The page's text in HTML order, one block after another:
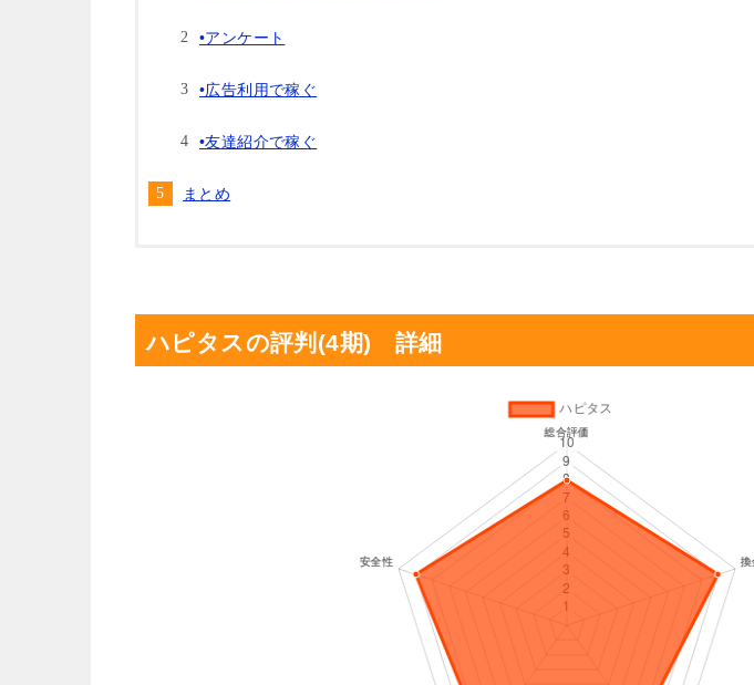
•アンケート
•広告利用で稼ぐ
•友達紹介で稼ぐ
まとめ
ハピタスの評判(4期) 詳細